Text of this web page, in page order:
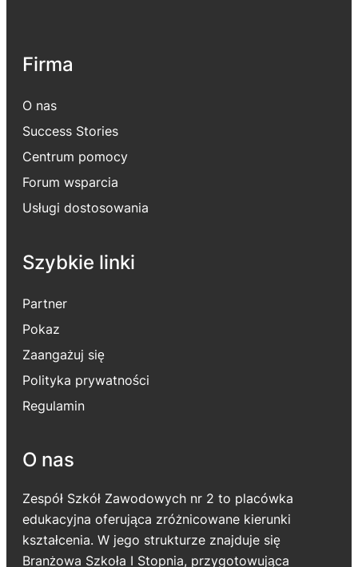
Firma
O nas
Success Stories
Centrum pomocy
Forum wsparcia
Usługi dostosowania
Szybkie linki
Partner
Pokaz
Zaangażuj się
Polityka prywatności
Regulamin
O nas
Zespół Szkół Zawodowych nr 2 to placówka
edukacyjna oferująca zróżnicowane kierunki
kształcenia. W jego strukturze znajduje się
Branżowa Szkoła I Stopnia, przygotowująca